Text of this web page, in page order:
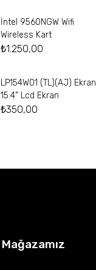
İntel 9560NGW Wifi
Wireless Kart
₺1.250,00
LP154W01 (TL)(AJ) Ekran
15.4” Lcd Ekran
₺350,00
Mağazamız